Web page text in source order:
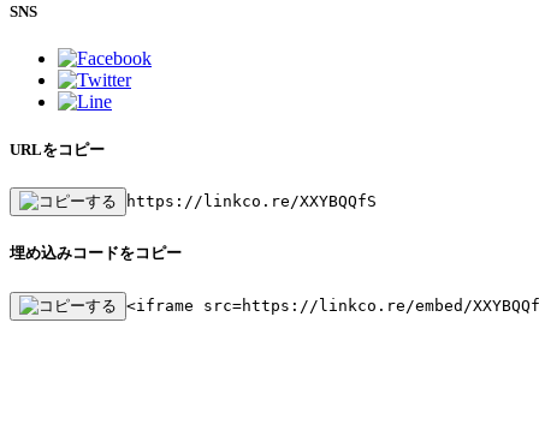
SNS
URLをコピー
https://linkco.re/XXYBQQfS
埋め込みコードをコピー
<iframe src=https://linkco.re/embed/